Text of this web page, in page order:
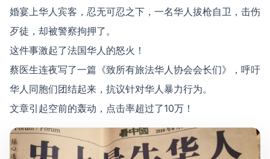
婚宴上华人宾客，忍无可忍之下，一名华人拔枪自卫，击伤
歹徒，却被警察拘押了。
这件事激起了法国华人的怒火！
蔡医生连夜写了一篇《致所有旅法华人协会会长们》，呼吁
华人同胞们团结起来，抗议针对华人暴力行为。
文章引起空前的轰动，点击率超过了10万！